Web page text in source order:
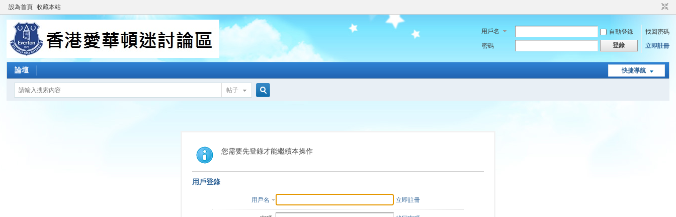
設為首頁 收藏本站
用戶名 自動登錄
找回密碼
密碼
登錄 立即註冊
快捷導航
論壇
帖子
索
您需要先登錄才能繼續本操作
用戶登錄
用戶名 立即註冊